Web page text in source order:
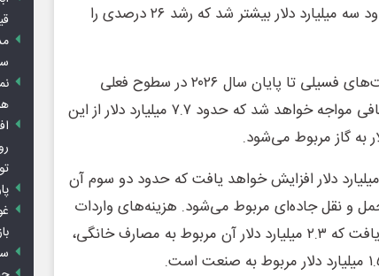
مه نسبت به دوره مشابه سال قبل، حدود سه میلیارد دلار بیشتر شد که رشد ۲۶ درصدی را
«امبر» پیش‌بینی کرد، اگر قیمت سوخت‌های فسیلی تا پایان سال ۲۰۲۶ در سطوح فعلی
بماند، ترکیه با ۱۴ میلیارد دلار هزینه اضافی مواجه خواهد شد که حدود ۷.۷ میلیارد دلار از این
هزینه‌های واردات نفت به تنهایی ۷.۷ میلیارد دلار افزایش خواهد یافت که حدود دو سوم آن
به حمل و نقل جاده‌ای مربوط می‌شود. هزینه‌های واردات
گاز نیز ۶.۴ میلیارد دلار افزایش خواهد یافت که ۲.۳ میلیارد دلار آن مربوط به مصارف خانگی،